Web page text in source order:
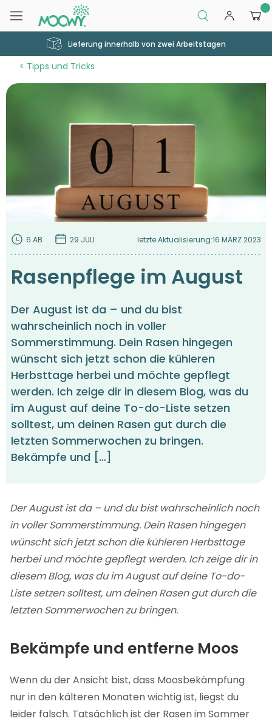
Lieferung innerhalb von zwei Arbeitstagen
Tipps und Tricks
6 AB 29 JULI letzte Aktualisierung:16 MÄRZ 2023
Rasenpflege im August
Der August ist da – und du bist
wahrscheinlich noch in voller
Sommerstimmung. Dein Rasen hingegen
wünscht sich jetzt schon die kühleren
Herbsttage herbei und möchte gepflegt
werden. Ich zeige dir in diesem Blog, was du
im August auf deine To-do-Liste setzen
solltest, um deinen Rasen gut durch die
letzten Sommerwochen zu bringen.
Bekämpfe und […]
Der August ist da – und du bist wahrscheinlich noch
in voller Sommerstimmung. Dein Rasen hingegen
wünscht sich jetzt schon die kühleren Herbsttage
herbei und möchte gepflegt werden. Ich zeige dir in
diesem Blog, was du im August auf deine To-do-
Liste setzen solltest, um deinen Rasen gut durch die
letzten Sommerwochen zu bringen.
Bekämpfe und entferne Moos
Wenn du der Ansicht bist, dass Moosbekämpfung
nur in den kälteren Monaten wichtig ist, liegst du
leider falsch. Tatsächlich ist der Rasen im Sommer